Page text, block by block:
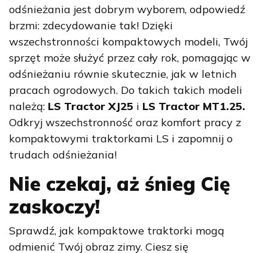
odśnieżania jest dobrym wyborem, odpowiedź
brzmi: zdecydowanie tak! Dzięki
wszechstronności kompaktowych modeli, Twój
sprzęt może służyć przez cały rok, pomagając w
odśnieżaniu równie skutecznie, jak w letnich
pracach ogrodowych. Do takich takich modeli
należą: LS Tractor XJ25 i LS Tractor MT1.25.
Odkryj wszechstronność oraz komfort pracy z
kompaktowymi traktorkami LS i zapomnij o
trudach odśnieżania!
Nie czekaj, aż śnieg Cię
zaskoczy!
Sprawdź, jak kompaktowe traktorki mogą
odmienić Twój obraz zimy. Ciesz się